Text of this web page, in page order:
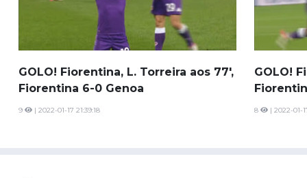
GOLO! Fiorentina, L. Torreira aos 77',
Fiorentina 6-0 Genoa
9 | 2022-01-17 21:39:18
GOLO!
8 | 2022-01-